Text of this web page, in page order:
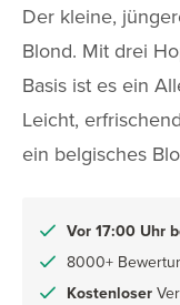
Der kleine,
Blond. Mit drei
Basis ist es ein
Leicht,
ein belgisches
Vor 17:00 Uhr
8000+
Kostenloser